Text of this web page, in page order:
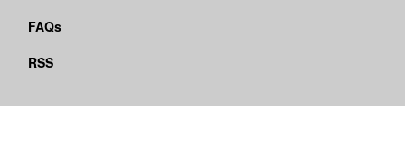
FAQs
RSS